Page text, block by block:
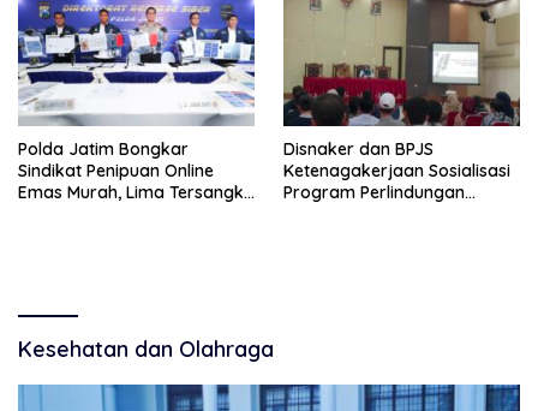
Polda Jatim Bongkar
Sindikat Penipuan Online
Emas Murah, Lima Tersangka
Disnaker dan BPJS
Ketenagakerjaan Sosialisasi
Program Perlindungan
Kesehatan dan Olahraga